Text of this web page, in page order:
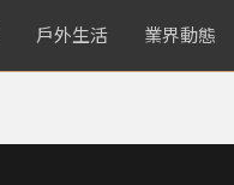
戶外生活 業界動態